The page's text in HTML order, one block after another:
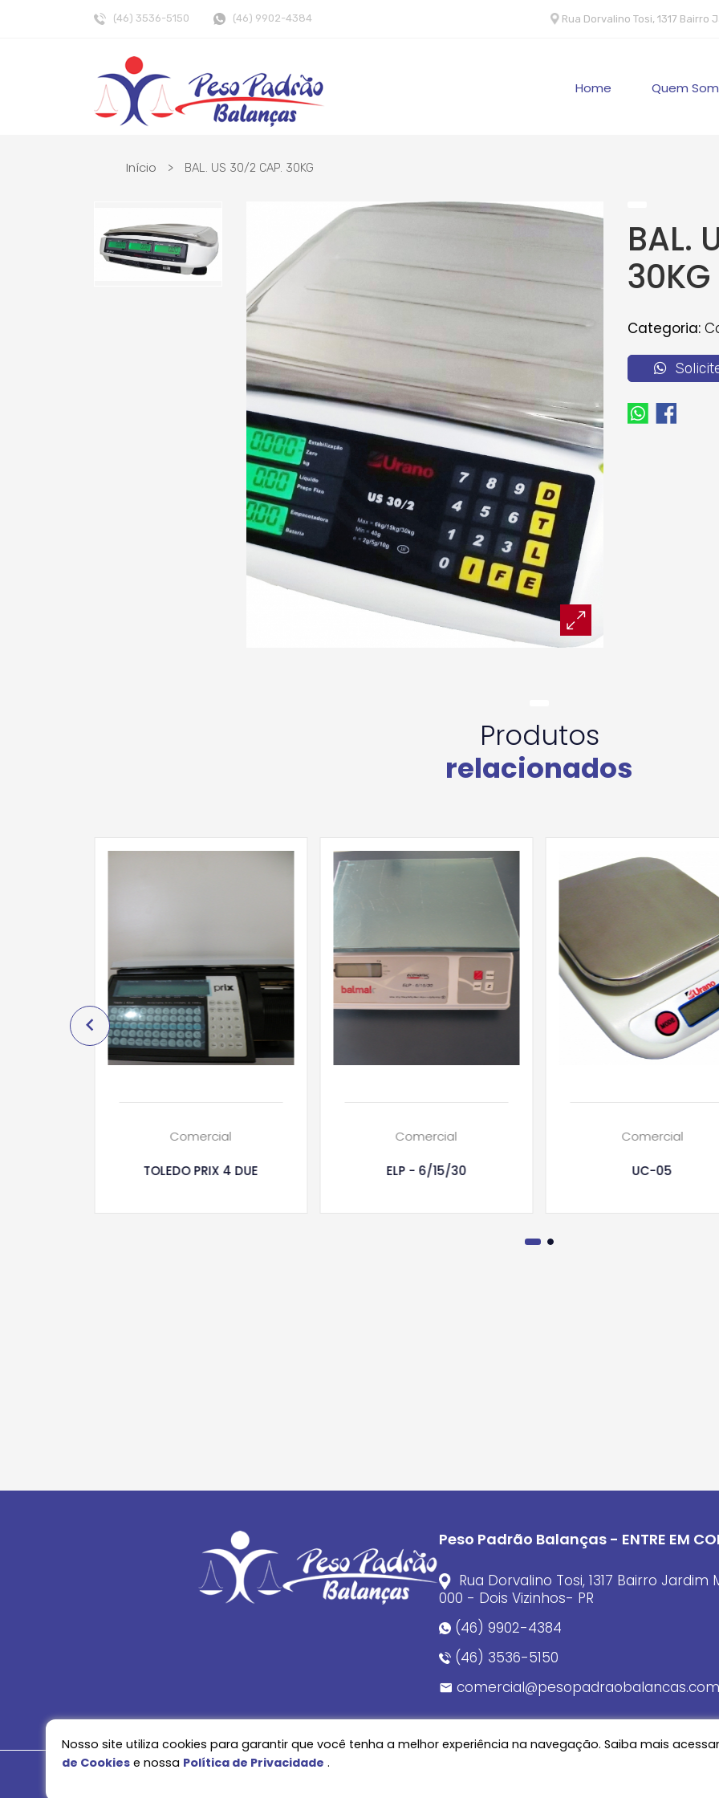
(46) 3536-5150 (46) 9902-4384 Rua Dorvalino Tosi, 1317
Home Quem
Início > BAL. US 30/2 CAP. 30KG
BAL.
30KG
Categoria:
Produtos
relacionados
Comercial
TOLEDO PRIX 4 DUE
Comercial
ELP - 6/15/30
Comercial
UC-05
Peso Padrão Balanças - ENTRE EM
Rua Dorvalino Tosi, 1317 Bairro
000 - Dois Vizinhos- PR
(46) 9902-4384
(46) 3536-5150
Nosso site utiliza cookies para garantir que você tenha a melhor experiência na navegação. Saiba mais
de Cookies e nossa Política de Privacidade .